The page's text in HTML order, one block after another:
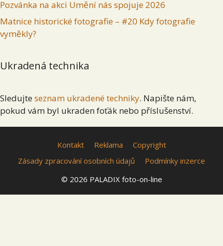
Pozvánka na akci Umění nás spojuje 2026
Matnice historické fotografie – #20 Kdy fotografie
vyměkly?
Ukradená technika
Sledujte seznam ukradené techniky. Napište nám,
pokud vám byl ukraden foťák nebo příslušenství.
Kontakt Reklama
Copyright
Zásady zpracování osobních údajů
Podmínky inzerce
© 2026 PALADIX foto-on-line